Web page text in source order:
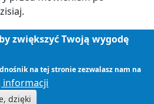
zwiększyć Twoją wygodę
na tej stronie zezwalasz nam na
informacji
dzięki